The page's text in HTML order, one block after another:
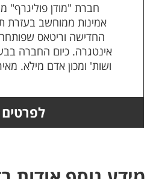
חברת "מודן פוליגרף"
אמינות ממוחשב בעזרת
החדישה וריטאס
אינטגרה. כיום החברה
ושות' ומכון אדם מילֹא.
לפרטים